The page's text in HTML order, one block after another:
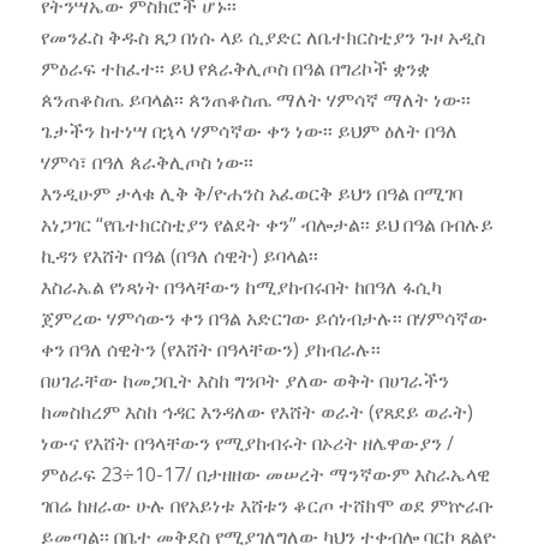
የትንሣኤው ምስክሮች ሆኑ፡፡
የመንፈስ ቅዱስ ጸጋ በነሱ ላይ ሲያድር ለቤተክርስቲያን ጉዞ አዲስ
ምዕራፍ ተከፈተ፡፡ ይህ የጰራቅሊጦስ በዓል በግሪኮች ቋንቋ
ጰንጠቆስጤ ይባላል፡፡ ጰንጠቆስጤ ማለት ሃምሳኛ ማለት ነው፡፡
ጌታችን ከተነሣ በኋላ ሃምሳኛው ቀን ነው፡፡ ይህም ዕለት በዓለ
ሃምሳ፣ በዓለ ጰራቅሊጦስ ነው፡፡
እንዲሁም ታላቁ ሊቅ ቅ/ዮሐንስ አፈወርቅ ይህን በዓል በሚገባ
አነጋገር “የቤተክርስቲያን የልደት ቀን” ብሎታል፡፡ ይህ በዓል በብሉይ
ኪዳን የእሸት በዓል (በዓለ ሰዊት) ይባላል፡፡
እስራኤል የነጻነት በዓላቸውን ከሚያከብሩበት ከበዓለ ፋሲካ
ጀምረው ሃምሳውን ቀን በዓል አድርገው ይሰነብታሉ፡፡ በሃምሳኛው
ቀን በዓለ ሰዊትን (የእሸት በዓላቸውን) ያከብራሉ፡፡
በሀገራቸው ከመጋቢት እስከ ግንቦት ያለው ወቅት በሀገራችን
ከመስከረም እስከ ኅዳር እንዳለው የእሸት ወራት (የጸደይ ወራት)
ነውና የእሸት በዓላቸውን የሚያከብሩት በኦሪት ዘሌዋውያን /
ምዕራፍ 23÷10-17/ በታዘዘው መሠረት ማንኛውም እስራኤላዊ
ገበሬ ከዘራው ሁሉ በየአይነቱ እሸቱን ቆርጦ ተሸክሞ ወደ ምኵራቡ
ይመጣል፡፡ በቤተ መቅደስ የሚያገለግለው ካህን ተቀብሎ ባርኮ ጸልዮ